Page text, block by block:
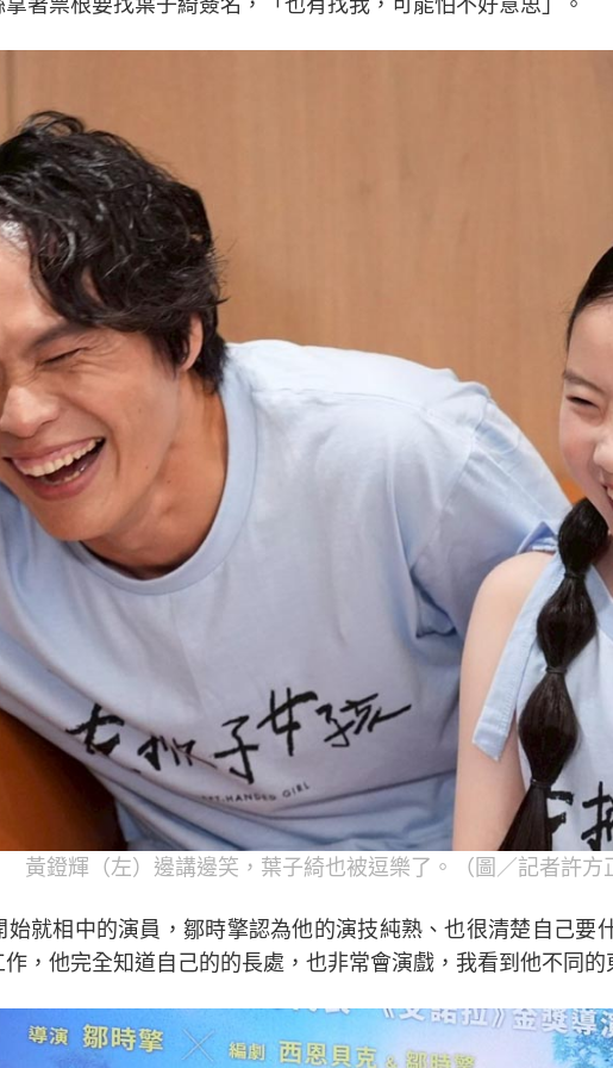
著票根要找葉子綺簽名，「也有找我，可能怕不好意思」。
黃鐙輝（左）邊講邊笑，葉子綺也被逗樂了。（圖／記者許方
始就相中的演員，鄒時擎認為他的演技純熟、也很清楚自己要
，他完全知道自己的的長處，也非常會演戲，我看到他不同